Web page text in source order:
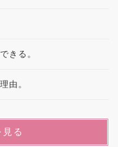
きる。
由。
る